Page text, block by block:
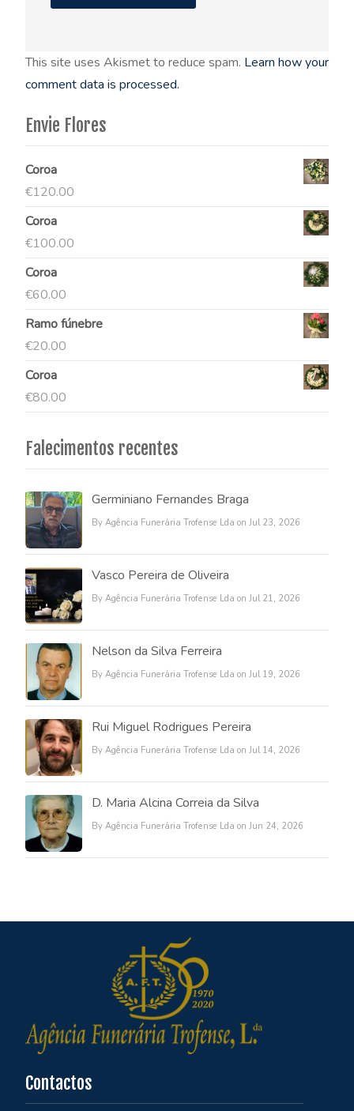
This site uses Akismet to reduce spam. Learn how your
comment data is processed.
Envie Flores
Coroa
€120.00
Coroa
€100.00
Coroa
€60.00
Ramo fúnebre
€20.00
Coroa
€80.00
Falecimentos recentes
Germiniano Fernandes Braga
By Agência Funerária Trofense Lda on Jul 23, 2026
Vasco Pereira de Oliveira
By Agência Funerária Trofense Lda on Jul 21, 2026
Nelson da Silva Ferreira
By Agência Funerária Trofense Lda on Jul 19, 2026
Rui Miguel Rodrigues Pereira
By Agência Funerária Trofense Lda on Jul 14, 2026
D. Maria Alcina Correia da Silva
By Agência Funerária Trofense Lda on Jun 24, 2026
Contactos